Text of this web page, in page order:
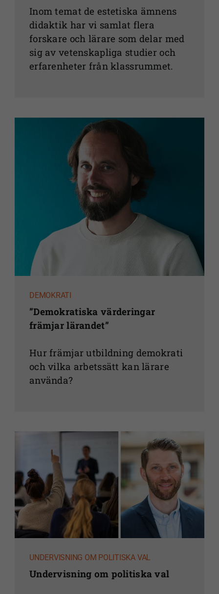
Inom temat de estetiska ämnens
didaktik har vi samlat flera
forskare och lärare som delar med
sig av vetenskapliga studier och
erfarenheter från klassrummet.
DEMOKRATI
”Demokratiska värderingar
främjar lärandet”
Hur främjar utbildning demokrati
och vilka arbetssätt kan lärare
använda?
UNDERVISNING OM POLITISKA VAL
Undervisning om politiska val